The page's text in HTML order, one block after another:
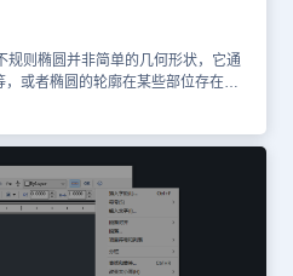
，对于CAD制图初学入门者来说是
过程中能够多加练习，熟练掌握这
打下坚实的基础。
规则椭圆并非简单的几何形状，它通
或者椭圆的轮廓在某些部位存在微
圆的方法步骤：1，首先在浩辰CAD
点击菜单栏中的【绘图】—【样条
中选择第一个点，然后根据需求选
个需要的点后，在命令提示中输
规则的椭圆就绘制完成了。在浩辰
骤便可以完成不规则椭圆的绘制，